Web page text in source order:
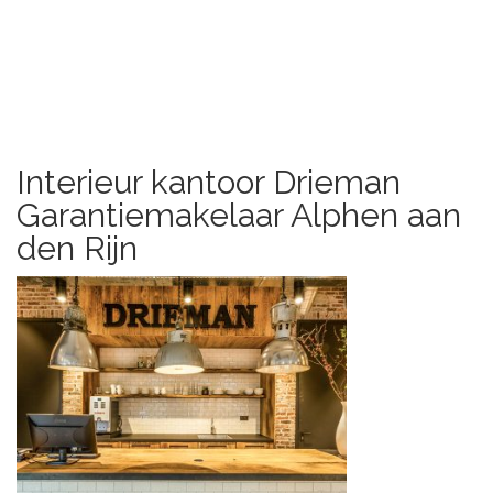
Interieur kantoor Drieman
Garantiemakelaar Alphen aan
den Rijn